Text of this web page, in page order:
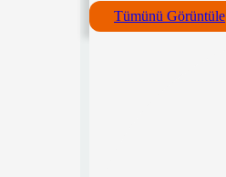
Tümünü Görüntüle